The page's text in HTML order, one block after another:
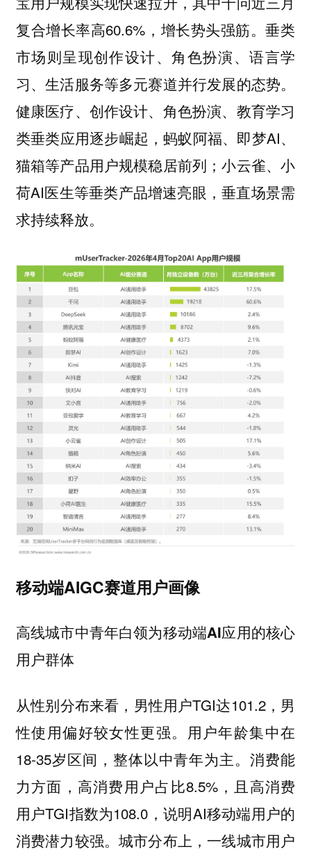
复合增长率高60.6%，增长势头强筋。垂类
市场则呈现创作设计、角色扮演、语言学
习、生活服务等多元赛道并行发展的态势。
健康医疗、创作设计、角色扮演、教育学习
类垂类应用逐步崛起，蚂蚁阿福、即梦AI、
猫箱等产品用户规模稳居前列；小云雀、小
荷AI医生等垂类产品增速亮眼，垂直场景需
求持续释放。
移动端AIGC赛道用户画像
高线城市中青年白领为移动端AI应用的核心
用户群体
从性别分布来看，男性用户TGI达101.2，男
性使用偏好较女性更强。用户年龄集中在
18-35岁区间，整体以中青年为主。消费能
力方面，高消费用户占比8.5%，且高消费
用户TGI指数为108.0，说明AI移动端用户的
消费潜力较强。城市分布上，一线城市用户